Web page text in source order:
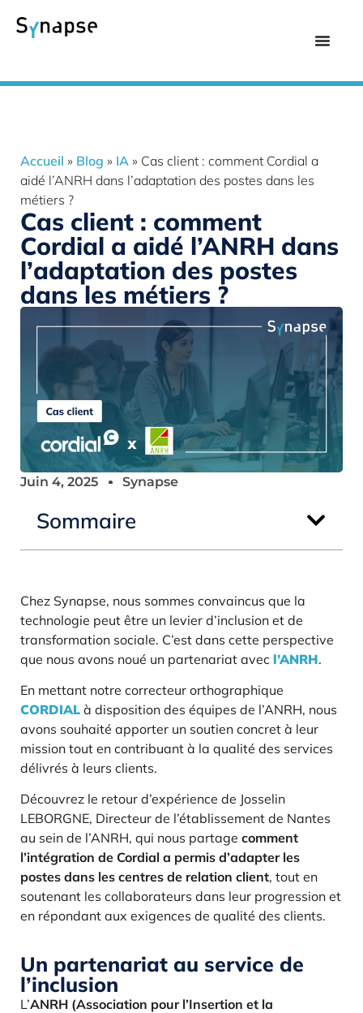
Accueil » Blog » IA » Cas client : comment Cordial a
aidé l’ANRH dans l’adaptation des postes dans les
métiers ?
Cas client : comment
Cordial a aidé l’ANRH dans
l’adaptation des postes
dans les métiers ?
Juin 4, 2025 Synapse
Sommaire
Chez Synapse, nous sommes convaincus que la
technologie peut être un levier d’inclusion et de
transformation sociale. C’est dans cette perspective
que nous avons noué un partenariat avec l’ANRH.
En mettant notre correcteur orthographique
CORDIAL à disposition des équipes de l’ANRH, nous
avons souhaité apporter un soutien concret à leur
mission tout en contribuant à la qualité des services
délivrés à leurs clients.
Découvrez le retour d’expérience de Josselin
LEBORGNE, Directeur de l’établissement de Nantes
au sein de l’ANRH, qui nous partage comment
l’intégration de Cordial a permis d’adapter les
postes dans les centres de relation client, tout en
soutenant les collaborateurs dans leur progression et
en répondant aux exigences de qualité des clients.
Un partenariat au service de
l’inclusion
L’ANRH (Association pour l’Insertion et la